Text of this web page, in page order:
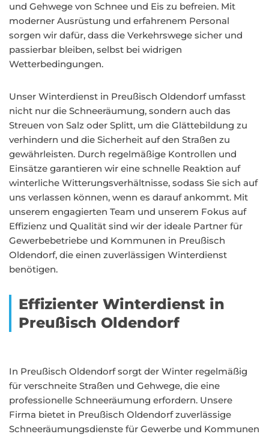
und Gehwege von Schnee und Eis zu befreien. Mit
moderner Ausrüstung und erfahrenem Personal
sorgen wir dafür, dass die Verkehrswege sicher und
passierbar bleiben, selbst bei widrigen
Wetterbedingungen.
Unser Winterdienst in Preußisch Oldendorf umfasst
nicht nur die Schneeräumung, sondern auch das
Streuen von Salz oder Splitt, um die Glättebildung zu
verhindern und die Sicherheit auf den Straßen zu
gewährleisten. Durch regelmäßige Kontrollen und
Einsätze garantieren wir eine schnelle Reaktion auf
winterliche Witterungsverhältnisse, sodass Sie sich auf
uns verlassen können, wenn es darauf ankommt. Mit
unserem engagierten Team und unserem Fokus auf
Effizienz und Qualität sind wir der ideale Partner für
Gewerbebetriebe und Kommunen in Preußisch
Oldendorf, die einen zuverlässigen Winterdienst
benötigen.
Effizienter Winterdienst in
Preußisch Oldendorf
In Preußisch Oldendorf sorgt der Winter regelmäßig
für verschneite Straßen und Gehwege, die eine
professionelle Schneeräumung erfordern. Unsere
Firma bietet in Preußisch Oldendorf zuverlässige
Schneeräumungsdienste für Gewerbe und Kommunen